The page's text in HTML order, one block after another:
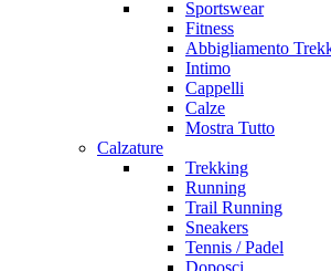
Sportswear
Fitness
Abbigliamento
Intimo
Cappelli
Calze
Mostra Tutto
Calzature
Trekking
Running
Trail Running
Sneakers
Tennis / Padel